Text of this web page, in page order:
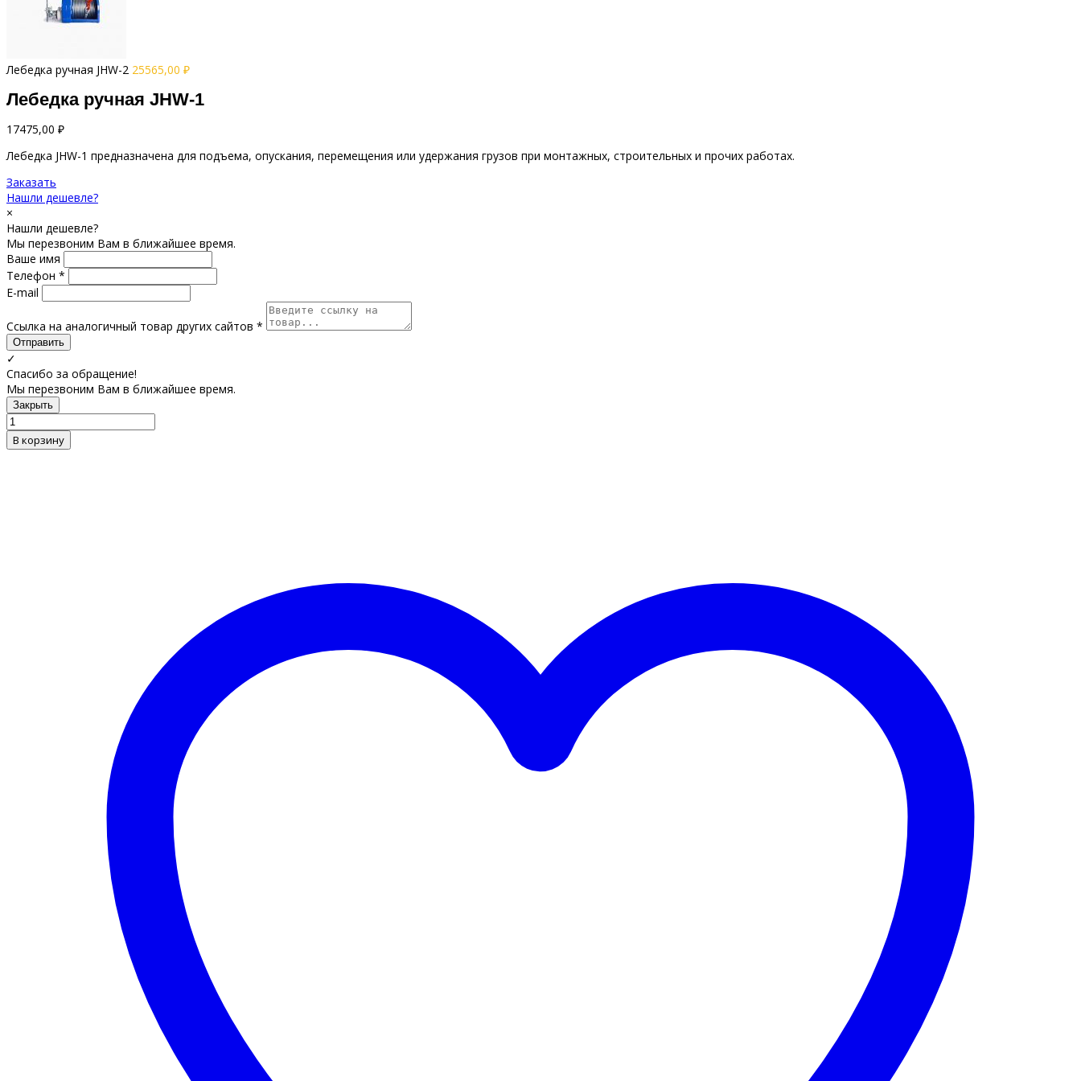
Лебедка ручная JHW-2 25565,00 ₽
Лебедка ручная JHW-1
17475,00 ₽
Лебедка JHW-1 предназначена для подъема, опускания, перемещения или удержания грузов при монтажных, строительных и прочих работах.
Заказать
Нашли дешевле?
×
Нашли дешевле?
Мы перезвоним Вам в ближайшее время.
Ваше имя
Телефон *
E-mail
Ссылка на аналогичный товар других сайтов *
Отправить
✓
Спасибо за обращение!
Мы перезвоним Вам в ближайшее время.
Закрыть
В корзину